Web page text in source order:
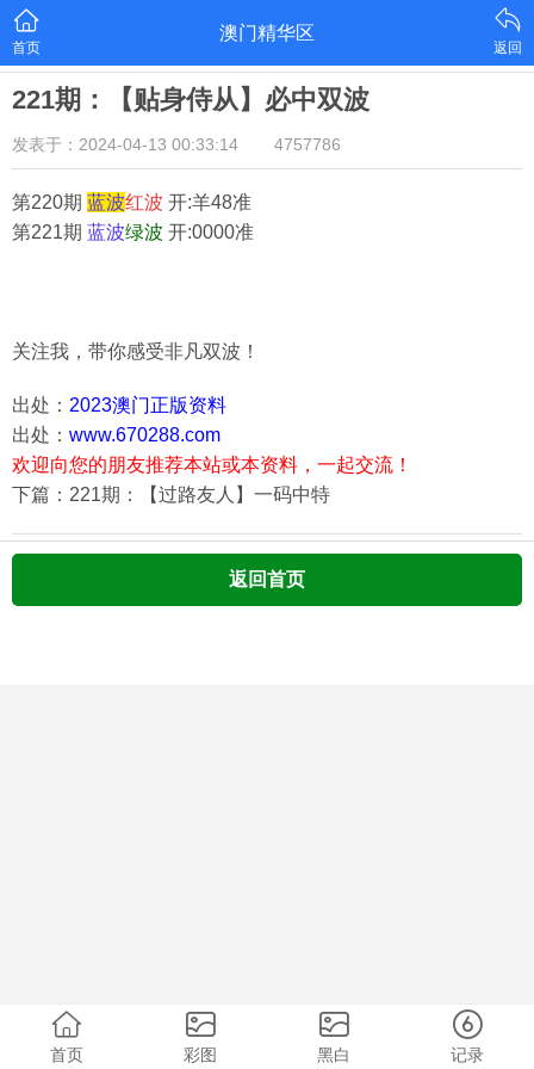
首页
澳门精华区
返回
221期：【贴身侍从】必中双波
发表于：2024-04-13 00:33:14 4757786
第220期 蓝波红波 开:羊48准
第221期 蓝波绿波 开:0000准
关注我，带你感受非凡双波！
出处： 2023澳门正版资料
出处： www.670288.com
欢迎向您的朋友推荐本站或本资料，一起交流！
下篇：221期：【过路友人】一码中特
返回首页
首页 彩图 黑白 记录